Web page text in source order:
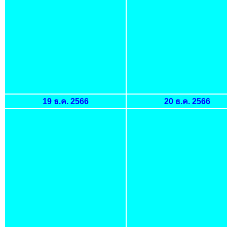
19 ธ.ค. 2566 20 ธ.ค. 2566